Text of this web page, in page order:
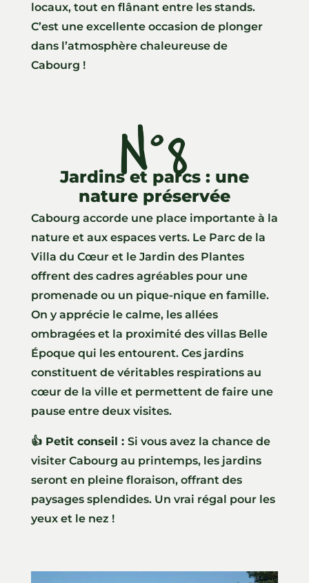
locaux, tout en flânant entre les stands.
C’est une excellente occasion de plonger
dans l’atmosphère chaleureuse de
Cabourg !
N°8
Jardins et parcs : une
nature préservée
Cabourg accorde une place importante à la
nature et aux espaces verts. Le Parc de la
Villa du Cœur et le Jardin des Plantes
offrent des cadres agréables pour une
promenade ou un pique-nique en famille.
On y apprécie le calme, les allées
ombragées et la proximité des villas Belle
Époque qui les entourent. Ces jardins
constituent de véritables respirations au
cœur de la ville et permettent de faire une
pause entre deux visites.
👍 Petit conseil : Si vous avez la chance de
visiter Cabourg au printemps, les jardins
seront en pleine floraison, offrant des
paysages splendides. Un vrai régal pour les
yeux et le nez !